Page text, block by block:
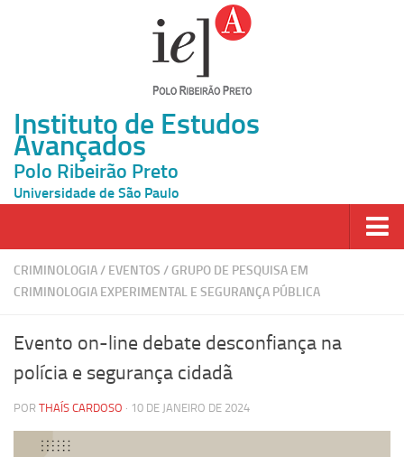
Instituto de Estudos
Avançados
Polo Ribeirão Preto
Universidade de São Paulo
Página Inicial
Ao vivo
Inscrição
Atividades
Cátedras
Pesquisa
CRIMINOLOGIA/ EVENTOS / GRUPO DE PESQUISA EM
CRIMINOLOGIA EXPERIMENTAL E SEGURANÇA PÚBLICA
​Evento on-line debate desconfiança na
polícia e segurança cidadã
POR THAÍS CARDOSO · 10 DE JANEIRO DE 2024